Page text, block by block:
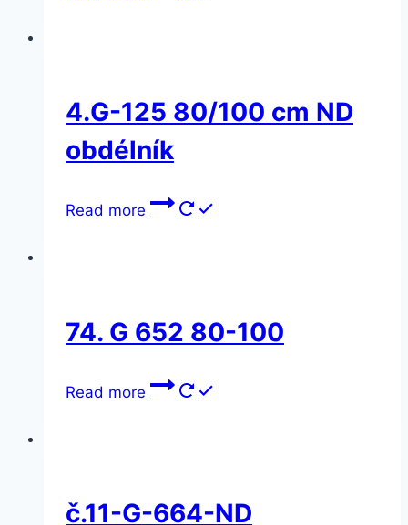
4.G-125 80/100 cm ND
obdélník
Read more
74. G 652 80-100
Read more
č.11-G-664-ND